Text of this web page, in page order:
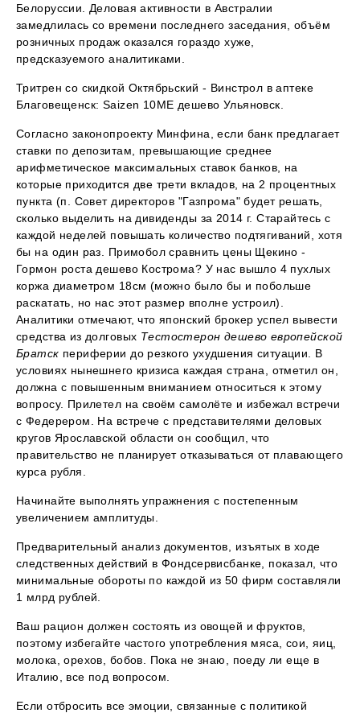
Белоруссии. Деловая активности в Австралии
замедлилась со времени последнего заседания, объём
розничных продаж оказался гораздо хуже,
предсказуемого аналитиками.
Тритрен со скидкой Октябрьский - Винстрол в аптеке
Благовещенск: Saizen 10ME дешево Ульяновск.
Согласно законопроекту Минфина, если банк предлагает
ставки по депозитам, превышающие среднее
арифметическое максимальных ставок банков, на
которые приходится две трети вкладов, на 2 процентных
пункта (п. Совет директоров "Газпрома" будет решать,
сколько выделить на дивиденды за 2014 г. Старайтесь с
каждой неделей повышать количество подтягиваний, хотя
бы на один раз. Примобол сравнить цены Щекино -
Гормон роста дешево Кострома? У нас вышло 4 пухлых
коржа диаметром 18см (можно было бы и побольше
раскатать, но нас этот размер вполне устроил).
Аналитики отмечают, что японский брокер успел вывести
средства из долговых Тестостерон дешево европейской
Братск периферии до резкого ухудшения ситуации. В
условиях нынешнего кризиса каждая страна, отметил он,
должна с повышенным вниманием относиться к этому
вопросу. Прилетел на своём самолёте и избежал встречи
с Федерером. На встрече с представителями деловых
кругов Ярославской области он сообщил, что
правительство не планирует отказываться от плавающего
курса рубля.
Начинайте выполнять упражнения с постепенным
увеличением амплитуды.
Предварительный анализ документов, изъятых в ходе
следственных действий в Фондсервисбанке, показал, что
минимальные обороты по каждой из 50 фирм составляли
1 млрд рублей.
Ваш рацион должен состоять из овощей и фруктов,
поэтому избегайте частого употребления мяса, сои, яиц,
молока, орехов, бобов. Пока не знаю, поеду ли еще в
Италию, все под вопросом.
Если отбросить все эмоции, связанные с политикой